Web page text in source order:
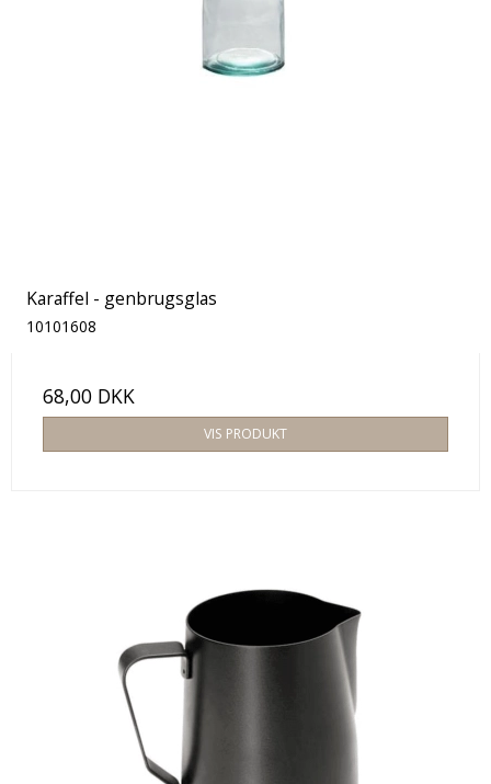
Karaffel - genbrugsglas
10101608
68,00 DKK
VIS PRODUKT